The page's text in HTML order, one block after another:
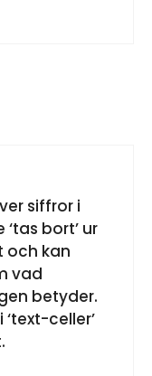
siffror i
bort’ ur
och kan
vad
betyder.
celler’